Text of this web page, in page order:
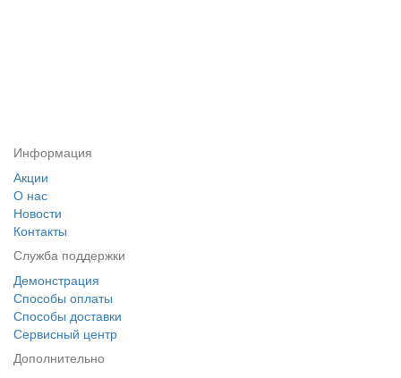
Информация
Акции
О нас
Новости
Контакты
Служба поддержки
Демонстрация
Способы оплаты
Способы доставки
Сервисный центр
Дополнительно